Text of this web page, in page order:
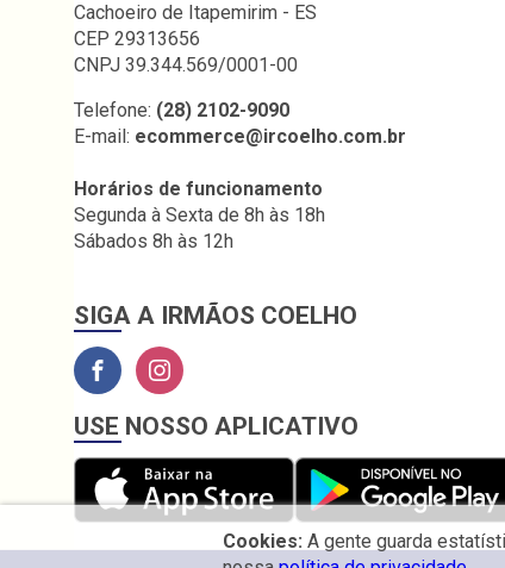
Cachoeiro de Itapemirim - ES
CEP 29313656
CNPJ 39.344.569/0001-00
Telefone: (28) 2102-9090
E-mail: ecommerce@ircoelho.com.br
Horários de funcionamento
Segunda à Sexta de 8h às 18h
Sábados 8h às 12h
SIGA A IRMÃOS COELHO
USE NOSSO APLICATIVO
Cookies: A gente guarda